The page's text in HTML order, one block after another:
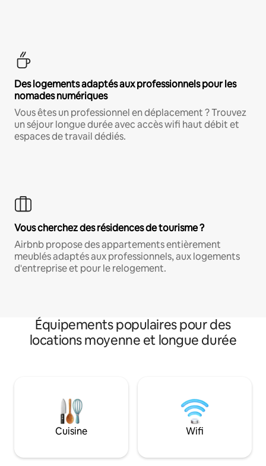
Des logements adaptés aux professionnels pour les
nomades numériques
Vous êtes un professionnel en déplacement ? Trouvez
un séjour longue durée avec accès wifi haut débit et
espaces de travail dédiés.
Vous cherchez des résidences de tourisme ?
Airbnb propose des appartements entièrement
meublés adaptés aux professionnels, aux logements
d'entreprise et pour le relogement.
Équipements populaires pour des
locations moyenne et longue durée
Cuisine Wifi